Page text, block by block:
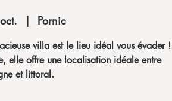
  |
Pornic
villa est le lieu idéal vous évader !
elle offre une localisation idéale entre
et littoral.